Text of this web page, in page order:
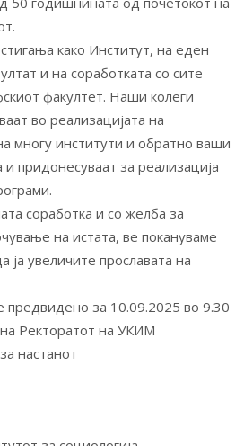
како Институт, на еден
и на соработката со сите
факултет. Наши колеги
во реализацијата на
многу институти и обратно ваши
придонесуваат за реализација
соработка и со желба за
на истата, ве покануваме
ја увеличите прославата на
за 10.09.2025 во 9.30
Ректоратот на УКИМ
настанот